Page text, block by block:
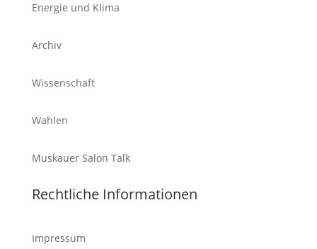
Energie und Klima
Archiv
Wissenschaft
Wahlen
Muskauer Salon Talk
Rechtliche Informationen
Impressum